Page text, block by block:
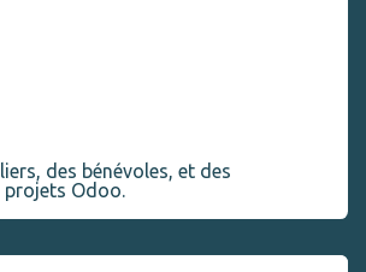
des bénévoles, et des
Odoo.